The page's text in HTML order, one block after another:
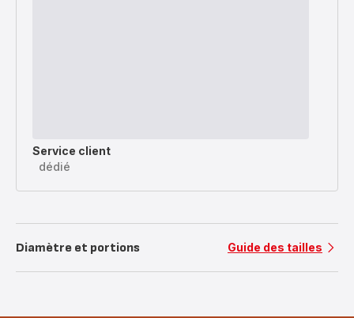
Service client
dédié
Diamètre et portions Guide des tailles